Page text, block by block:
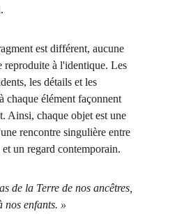
est différent, aucune
reproduite à l'identique. Les
les détails et les
chaque élément façonnent
Ainsi, chaque objet est une
rencontre singulière entre
un regard contemporain.
de la Terre de nos ancêtres,
nos enfants. »